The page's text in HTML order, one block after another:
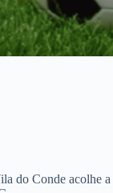
do Conde acolhe a